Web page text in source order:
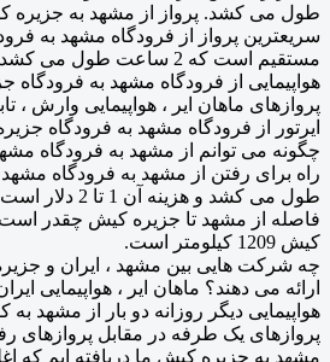
طول می کشد. پرواز از مشهد به
سریعترین پرواز از فرودگاه مشهد به
مستقیم است که 2 ساعت
هواپیمایی از فرودگاه مشهد به فرودگاه
پروازهای ماهان ایر ، هواپیمایی وارش ،
ایرتور از فرودگاه مشهد به فرودگاه
طول می کشد و هزینه آن 1 تا 2 دلار است.
فاصله از مشهد تا جزیره کیش چقدر
کیش 1209 کیلومتر است.
چه شرکت هایی بین مشهد ، ایران و
ارائه می دهند؟ ماهان ایر ، هواپیمایی
هواپیمایی دیگر روزانه دو بار از مشهد
پروازهای یک طرفه در مقابل پروازهای
مشهد به جزیره کیش ما دریافته ایم که